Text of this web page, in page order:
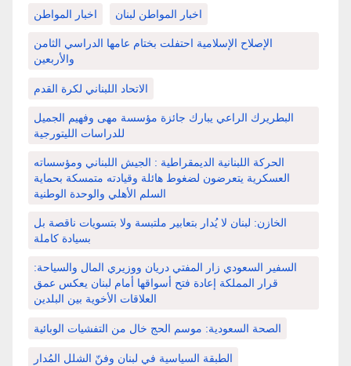
اخبار المواطن اخبار المواطن لبنان
الإصلاح الإسلامية احتفلت بختام عامها الدراسي الثامن
والأربعين
الاتحاد اللبناني لكرة القدم
البطريرك الراعي يبارك جائزة مؤسسة مهى وفهيم الجميل
للدراسات الليتورجية
الحركة اللبنانية الديمقراطية : الجيش اللبناني ومؤسساته
العسكرية يتعرضون لضغوط هائلة وقيادته متمسكة بحماية
السلم الأهلي والوحدة الوطنية
الخازن: لبنان لا يُدار بتعابير ملتبسة ولا بتسويات ناقصة بل
بسيادة كاملة
السفير السعودي زار المفتي دريان ووزيري المال والسياحة:
قرار المملكة إعادة فتح أسواقها أمام لبنان يعكس عمق
العلاقات الأخوية بين البلدين
الصحة السعودية: موسم الحج خال من التفشيات الوبائية
الطبقة السياسية في لبنان وفنّ الشلل المُدار